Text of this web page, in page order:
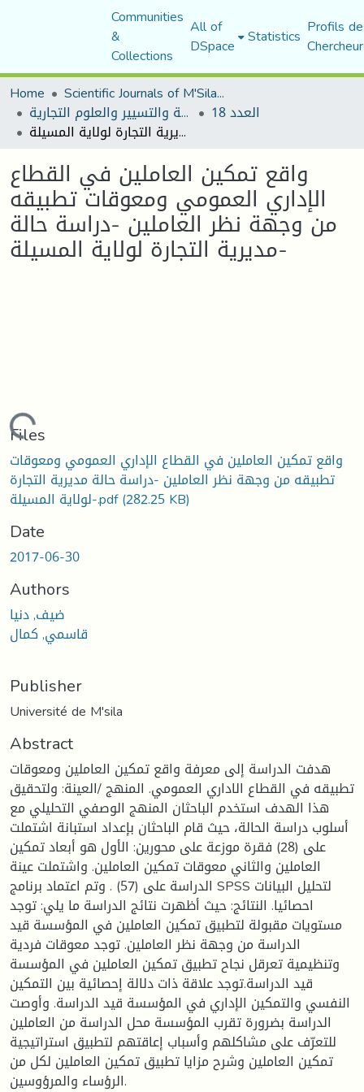
Communities
&
Collections
All of
DSpace Statistics Profils
Home
Scientific Journals of M'Sila University
مجلة العلوم الاقتصادية والتسيير والعلوم التجارية العدد 18
واقع تمكين العاملين في القطاع الإداري العمومي ومعوقات تطبيقه من وجهة نظر العاملين -دراسة حالة مديرية التجارة لولاية المسيلة-
واقع تمكين العاملين في القطاع
الإداري العمومي ومعوقات تطبيقه
من وجهة نظر العاملين -دراسة حالة
مديرية التجارة لولاية المسيلة-
Loading...
Files
واقع تمكين العاملين في القطاع الإداري العمومي ومعوقات
تطبيقه من وجهة نظر العاملين -دراسة حالة مديرية التجارة
لولاية المسيلة-.pdf(282.25 KB)
Date
2017-06-30
Authors
ضيف, دنيا
قاسمي, كمال
Publisher
Université de M'sila
Abstract
هدفت الدراسة إلى معرفة واقع تمكين العاملين ومعوقات
تطبيقه في القطاع الاداري العمومي. المنهج /العينة: ولتحقيق
هذا الهدف استخدم الباحثان المنهج الوصفي التحليلي مع
أسلوب دراسة الحالة، حيث قام الباحثان بإعداد استبانة اشتملت
على (28) فقرة موزعة على محورين: الأول هو أبعاد تمكين
العاملين والثاني معوقات تمكين العاملين. واشتملت عينة
الدراسة على (57) . وتم اعتماد برنامج SPSS لتحليل البيانات
احصائيا. النتائج: حيث أظهرت نتائج الدراسة ما يلي: توجد
مستويات مقبولة لتطبيق تمكين العاملين في المؤسسة قيد
الدراسة من وجهة نظر العاملين. توجد معوقات فردية
وتنظيمية تعرقل نجاح تطبيق تمكين العاملين في المؤسسة
قيد الدراسة.توجد علاقة ذات دلالة إحصائية بين التمكين
النفسي والتمكين الإداري في المؤسسة قيد الدراسة. وأوصت
الدراسة بضرورة تقرب المؤسسة محل الدراسة من العاملين
للتعرّف على مشاكلهم وأسباب إعاقتهم لتطبيق استراتيجية
تمكين العاملين وشرح مزايا تطبيق تمكين العاملين لكل من
الرؤساء والمرؤوسين.